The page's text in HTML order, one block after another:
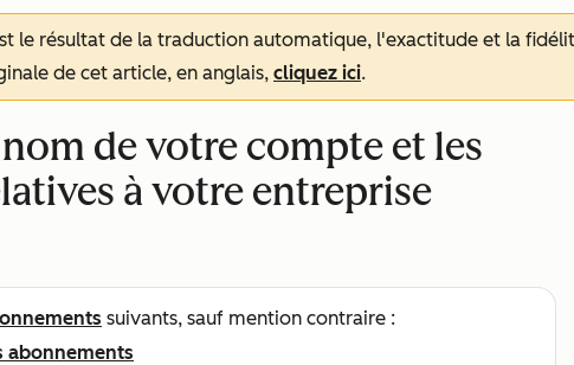
le résultat de la traduction automatique, l'exactitude et la
de cet article, en anglais, cliquez ici.
de votre compte et les
à votre entreprise
suivants, sauf mention contraire :
abonnements